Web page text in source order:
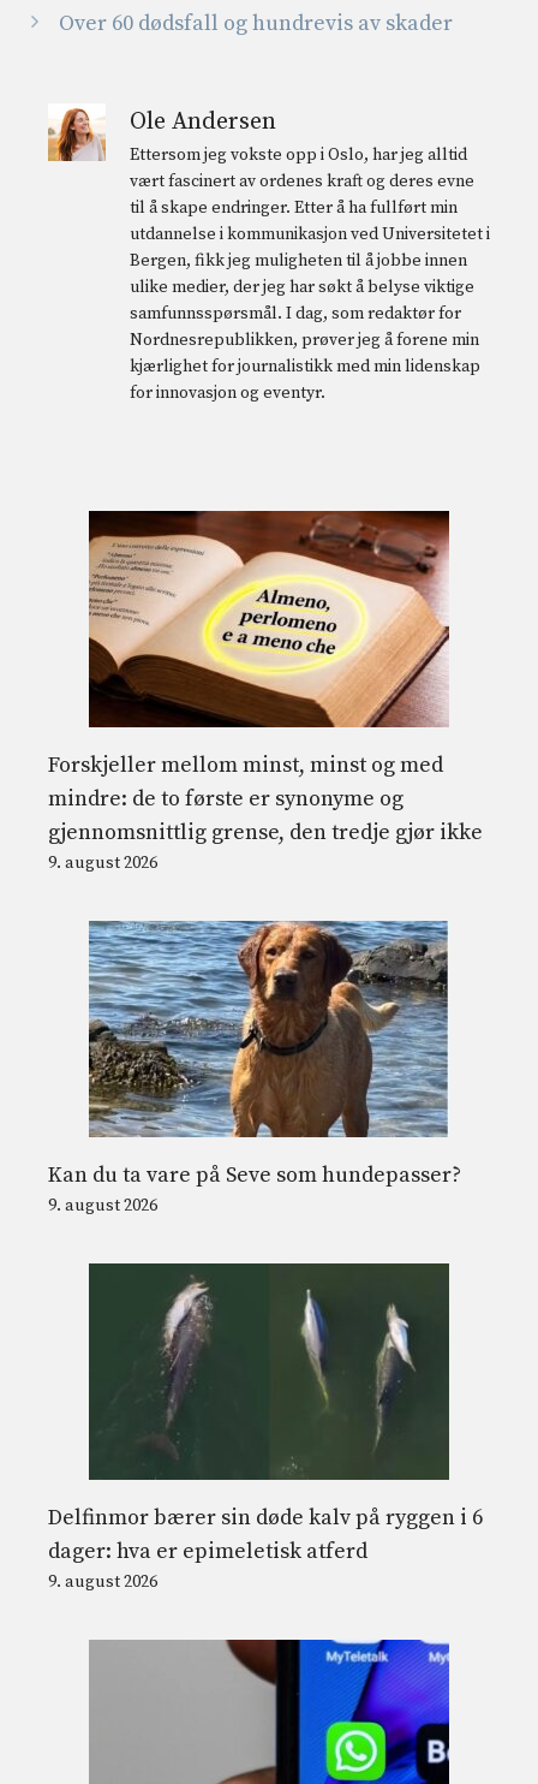
Over 60 dødsfall og hundrevis av skader
Ole Andersen
Ettersom jeg vokste opp i Oslo, har jeg alltid
vært fascinert av ordenes kraft og deres evne
til å skape endringer. Etter å ha fullført min
utdannelse i kommunikasjon ved Universitetet i
Bergen, fikk jeg muligheten til å jobbe innen
ulike medier, der jeg har søkt å belyse viktige
samfunnsspørsmål. I dag, som redaktør for
Nordnesrepublikken, prøver jeg å forene min
kjærlighet for journalistikk med min lidenskap
for innovasjon og eventyr.
Forskjeller mellom minst, minst og med
mindre: de to første er synonyme og
gjennomsnittlig grense, den tredje gjør ikke
9. august 2026
Kan du ta vare på Seve som hundepasser?
9. august 2026
Delfinmor bærer sin døde kalv på ryggen i 6
dager: hva er epimeletisk atferd
9. august 2026